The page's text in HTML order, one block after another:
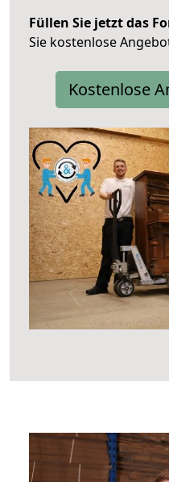
Füllen Sie jetzt das
Sie kostenlose
Kostenlose